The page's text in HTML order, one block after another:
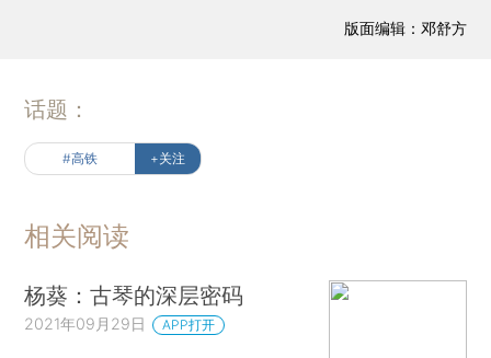
版面编辑：邓舒方
话题：
#高铁 +关注
相关阅读
杨葵：古琴的深层密码
2021年09月29日 APP打开